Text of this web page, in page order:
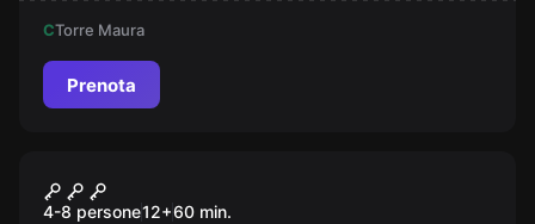
CTorre Maura
Prenota
Nuovo
Jason Voorhees - Venerdì 13
4-8 persone12+60 min.